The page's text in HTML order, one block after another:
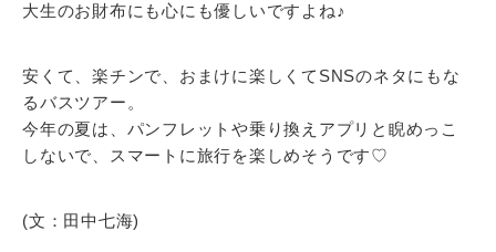
大生のお財布にも心にも優しいですよね♪
安くて、楽チンで、おまけに楽しくてSNSのネタにもな
るバスツアー。
今年の夏は、パンフレットや乗り換えアプリと睨めっこ
しないで、スマートに旅行を楽しめそうです♡
(文：田中七海)